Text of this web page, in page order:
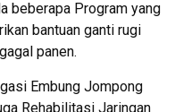
beberapa Program yang
bantuan ganti rugi
panen.
Embung Jompong
Rehabilitasi Jaringan